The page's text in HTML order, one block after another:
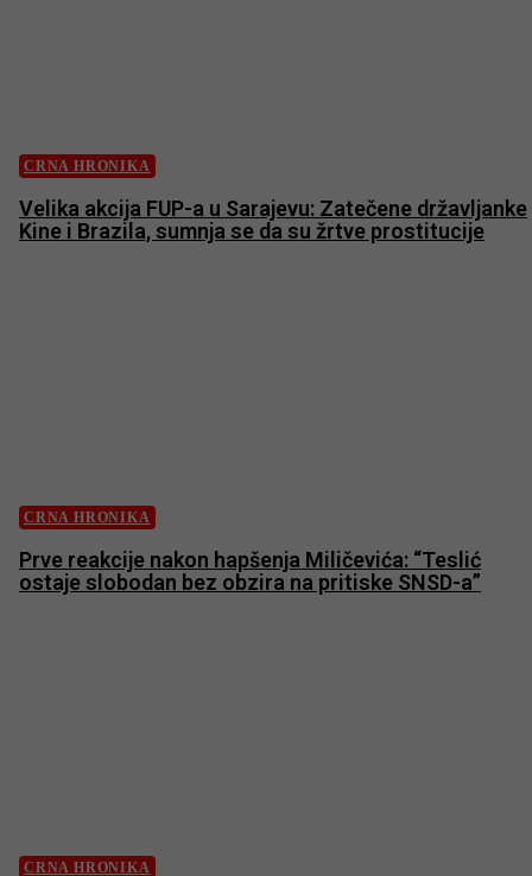
CRNA HRONIKA
Velika akcija FUP-a u Sarajevu: Zatečene državljanke
Kine i Brazila, sumnja se da su žrtve prostitucije
CRNA HRONIKA
Prve reakcije nakon hapšenja Miličevića: “Teslić
ostaje slobodan bez obzira na pritiske SNSD-a”
CRNA HRONIKA